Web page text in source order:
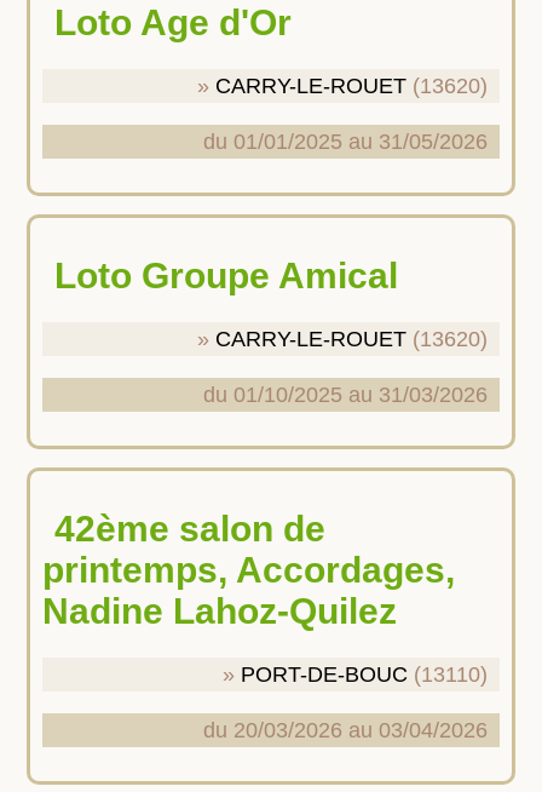
Loto Age d'Or
CARRY-LE-ROUET (13620)
du 01/01/2025 au 31/05/2026
Loto Groupe Amical
CARRY-LE-ROUET (13620)
du 01/10/2025 au 31/03/2026
42ème salon de
printemps, Accordages,
Nadine Lahoz-Quilez
PORT-DE-BOUC (13110)
du 20/03/2026 au 03/04/2026